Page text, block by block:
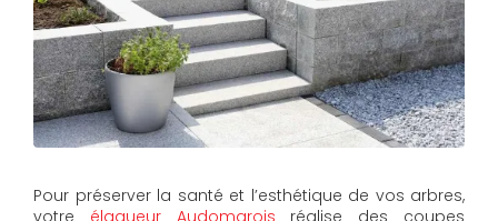
Pour préserver la santé et l’esthétique de vos arbres,
votre élagueur Audomarois réalise des coupes